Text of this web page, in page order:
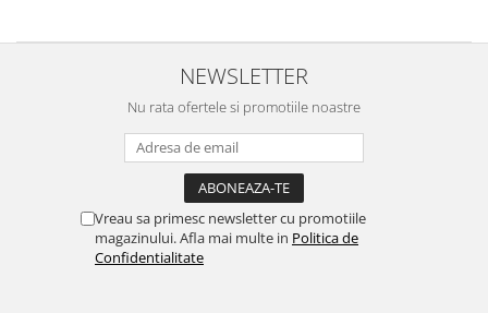
NEWSLETTER
Nu rata ofertele si promotiile noastre
Vreau sa primesc newsletter cu promotiile
magazinului. Afla mai multe in Politica de
Confidentialitate